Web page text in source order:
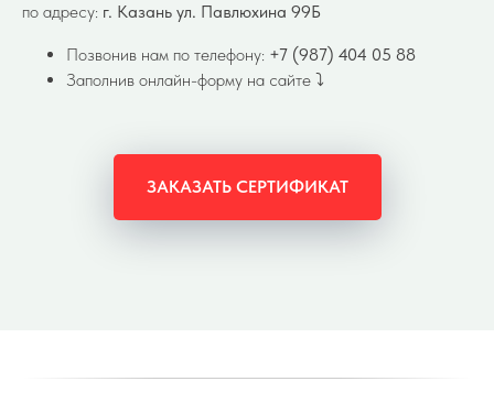
по адресу: г. Казань ул. Павлюхина 99Б
Позвонив нам по телефону: +7 (987) 404 05 88
Заполнив онлайн-форму на сайте ⤵️
ЗАКАЗАТЬ СЕРТИФИКАТ